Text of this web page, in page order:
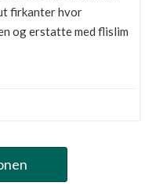
firkanter hvor
og erstatte med flislim